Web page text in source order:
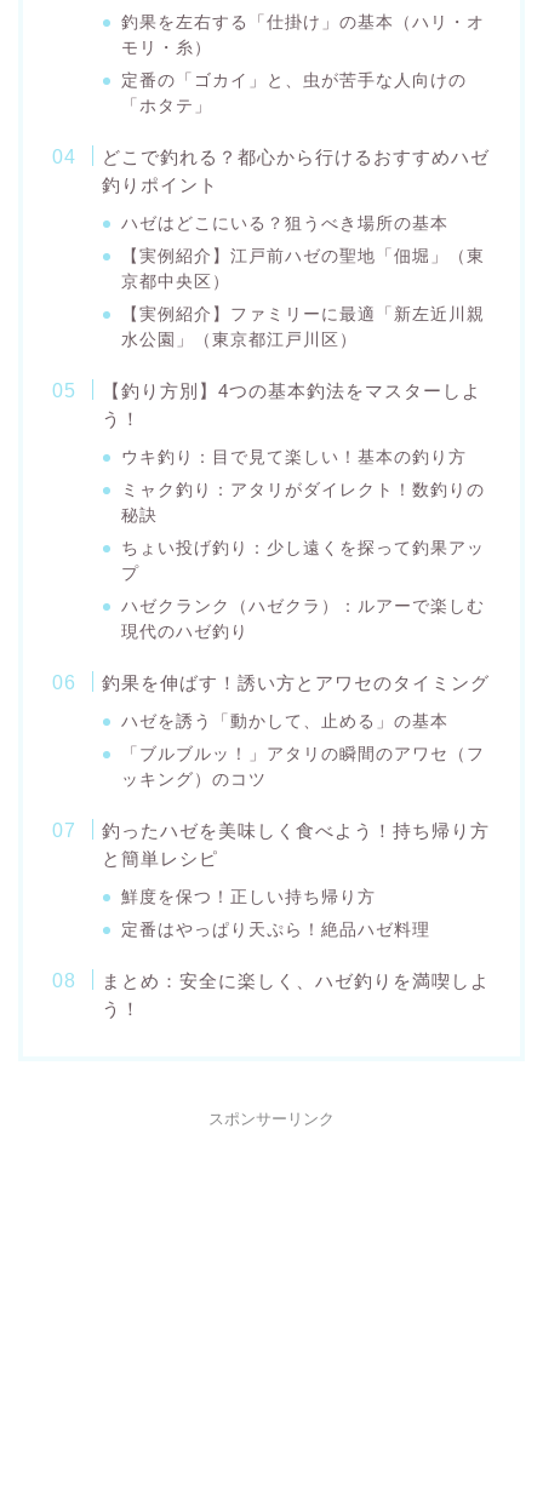
釣果を左右する「仕掛け」の基本（ハリ・オ
モリ・糸）
定番の「ゴカイ」と、虫が苦手な人向けの
「ホタテ」
どこで釣れる？都心から行けるおすすめハゼ
釣りポイント
ハゼはどこにいる？狙うべき場所の基本
【実例紹介】江戸前ハゼの聖地「佃堀」（東
京都中央区）
【実例紹介】ファミリーに最適「新左近川親
水公園」（東京都江戸川区）
【釣り方別】4つの基本釣法をマスターしよ
う！
ウキ釣り：目で見て楽しい！基本の釣り方
ミャク釣り：アタリがダイレクト！数釣りの
秘訣
ちょい投げ釣り：少し遠くを探って釣果アッ
プ
ハゼクランク（ハゼクラ）：ルアーで楽しむ
現代のハゼ釣り
釣果を伸ばす！誘い方とアワセのタイミング
ハゼを誘う「動かして、止める」の基本
「ブルブルッ！」アタリの瞬間のアワセ（フ
ッキング）のコツ
釣ったハゼを美味しく食べよう！持ち帰り方
と簡単レシピ
鮮度を保つ！正しい持ち帰り方
定番はやっぱり天ぷら！絶品ハゼ料理
まとめ：安全に楽しく、ハゼ釣りを満喫しよ
う！
スポンサーリンク